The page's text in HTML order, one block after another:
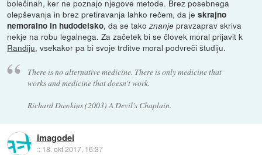
bolečinah, ker ne poznajo njegove metode. Brez posebnega
olepševanja in brez pretiravanja lahko rečem, da jeskrajno
nemoralno in hudodelsko, da se takoznanje pravzaprav skriva
nekje na robu legalnega. Za začetek bi se človek moral prijavit k
Randiju, vsekakor pa bi svoje trditve moral podvreči študiju.
There is no alternative medicine. There is only medicine that
works and medicine that doesn't work.
Richard Dawkins (2003) A Devil's Chaplain.
imagodei
:: 18. okt 2017, 16:37